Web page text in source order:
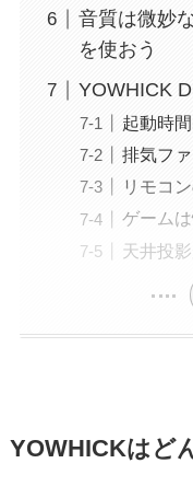
音質は微妙
を使おう
YOWHICK
起動時
排気フ
リモコ
ゲーム
天井投
YOWHICKはど